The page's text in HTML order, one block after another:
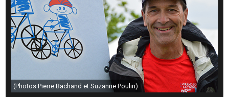
(Photos Pierre Bachand et Suzanne Poulin)